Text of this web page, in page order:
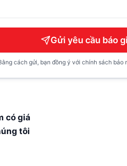
Gửi yêu cầu báo
cách gửi, bạn đồng ý với chính sách bảo
có giá
tôi